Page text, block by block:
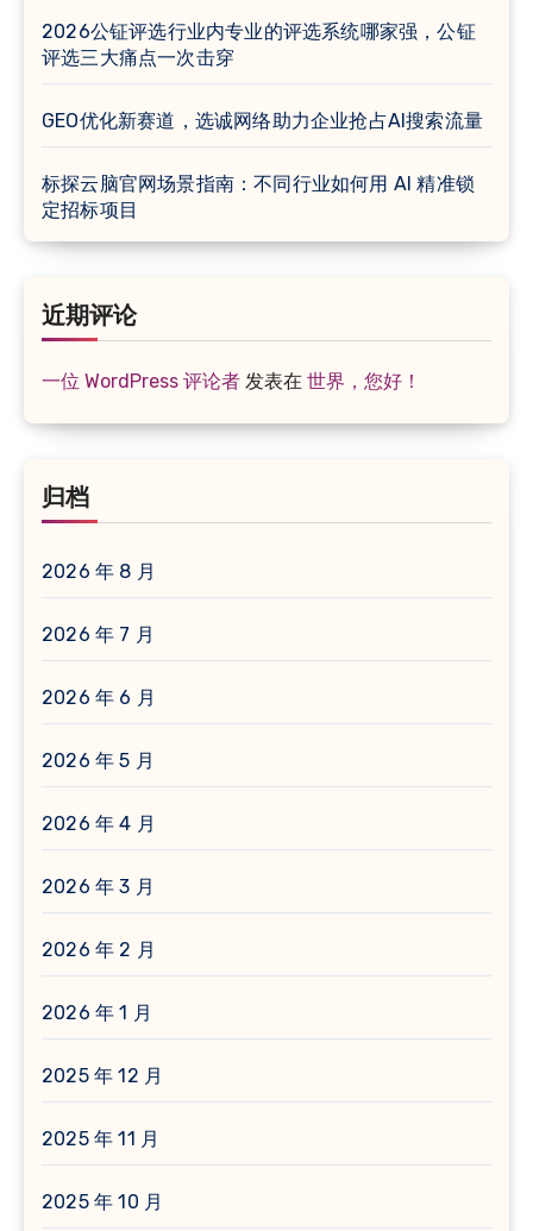
2026公钲评选行业内专业的评选系统哪家强，公钲
评选三大痛点一次击穿
GEO优化新赛道，选诚网络助力企业抢占AI搜索流量
标探云脑官网场景指南：不同行业如何用 AI 精准锁
定招标项目
近期评论
一位 WordPress 评论者 发表在 世界，您好！
归档
2026 年 8 月
2026 年 7 月
2026 年 6 月
2026 年 5 月
2026 年 4 月
2026 年 3 月
2026 年 2 月
2026 年 1 月
2025 年 12 月
2025 年 11 月
2025 年 10 月